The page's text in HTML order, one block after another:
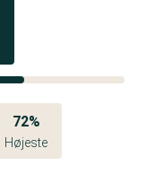
72%
Højeste